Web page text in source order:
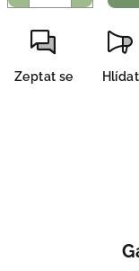
Zeptat se Hlídat